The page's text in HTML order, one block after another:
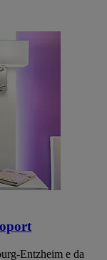
Entzheim e da